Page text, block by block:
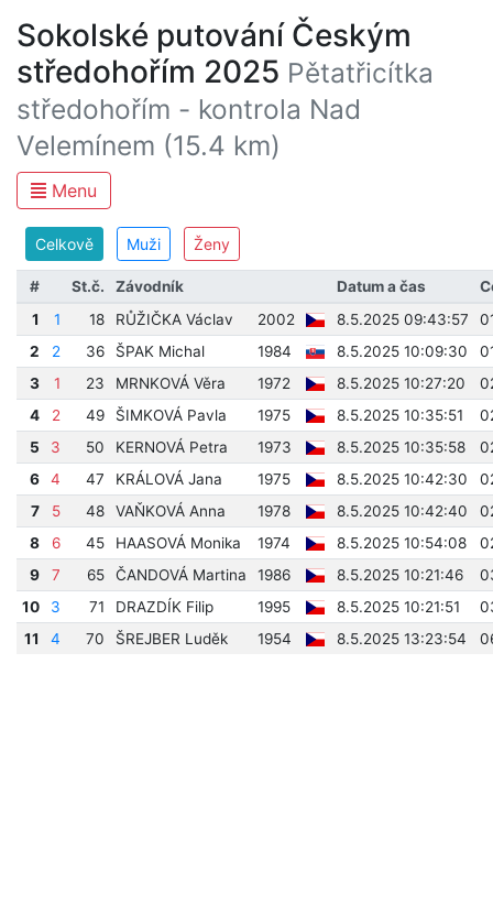
Sokolské putování Českým
středohořím 2025 Pětatřicítka
středohořím - kontrola Nad
Velemínem (15.4 km)
Menu
Celkově Muži Ženy
# St.č. Závodník Datum a čas
1
1 18 RŮŽIČKA Václav 2002 8.5.2025 09:43:57
2
2 36 ŠPAK Michal 1984 8.5.2025 10:09:30
3
1 23 MRNKOVÁ Věra 1972 8.5.2025 10:27:20
4
2 49 ŠIMKOVÁ Pavla 1975 8.5.2025 10:35:51
5
3 50 KERNOVÁ Petra 1973 8.5.2025 10:35:58
6
4 47 KRÁLOVÁ Jana 1975 8.5.2025 10:42:30
7
5 48 VAŇKOVÁ Anna 1978 8.5.2025 10:42:40
8
6 45 HAASOVÁ Monika 1974 8.5.2025 10:54:08
9
7 65 ČANDOVÁ Martina 1986 8.5.2025 10:21:46
10
3 71 DRAZDÍK Filip 1995 8.5.2025 10:21:51
11
4 70 ŠREJBER Luděk 1954 8.5.2025 13:23:54